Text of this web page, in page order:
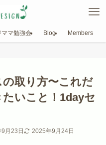
ママ勉強会 Blog Members
取り方〜これだ
いこと！1dayセ
月23日 2025年9月24日